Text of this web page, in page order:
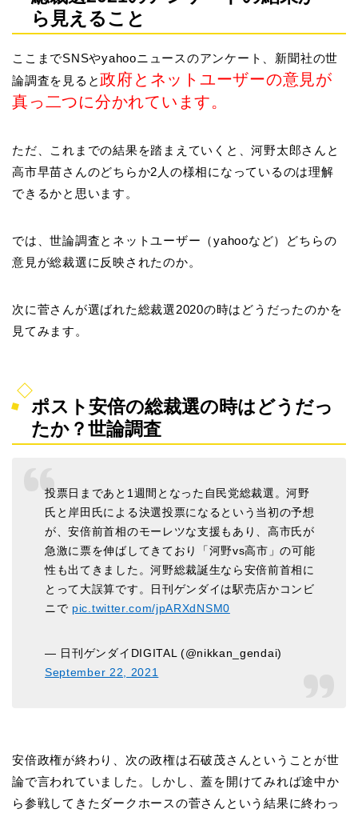
ら見えること
ここまでSNSやyahooニュースのアンケート、新聞社の世
論調査を見ると政府とネットユーザーの意見が
真っ二つに分かれています。
ただ、これまでの結果を踏まえていくと、河野太郎さんと
高市早苗さんのどちらか2人の様相になっているのは理解
できるかと思います。
では、世論調査とネットユーザー（yahooなど）どちらの
意見が総裁選に反映されたのか。
次に菅さんが選ばれた総裁選2020の時はどうだったのかを
見てみます。
ポスト安倍の総裁選の時はどうだっ
たか？世論調査
投票日まであと1週間となった自民党総裁選。河野
氏と岸田氏による決選投票になるという当初の予想
が、安倍前首相のモーレツな支援もあり、高市氏が
急激に票を伸ばしてきており「河野vs高市」の可能
性も出てきました。河野総裁誕生なら安倍前首相に
とって大誤算です。日刊ゲンダイは駅売店かコンビ
ニで pic.twitter.com/jpARXdNSM0
— 日刊ゲンダイDIGITAL (@nikkan_gendai)
September 22, 2021
安倍政権が終わり、次の政権は石破茂さんということが世
論で言われていました。しかし、蓋を開けてみれば途中か
ら参戦してきたダークホースの菅さんという結果に終わっ